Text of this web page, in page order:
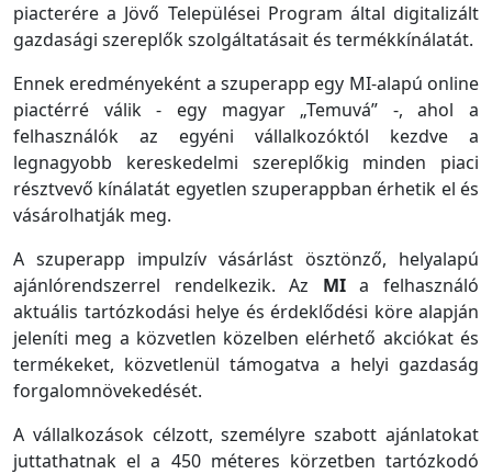
piacterére a Jövő Települései Program által digitalizált
gazdasági szereplők szolgáltatásait és termékkínálatát.
Ennek eredményeként a szuperapp egy MI-alapú online
piactérré válik - egy magyar „Temuvá” -, ahol a
felhasználók az egyéni vállalkozóktól kezdve a
legnagyobb kereskedelmi szereplőkig minden piaci
résztvevő kínálatát egyetlen szuperappban érhetik el és
vásárolhatják meg.
A szuperapp impulzív vásárlást ösztönző, helyalapú
ajánlórendszerrel rendelkezik. Az MIa felhasználó
aktuális tartózkodási helye és érdeklődési köre alapján
jeleníti meg a közvetlen közelben elérhető akciókat és
termékeket, közvetlenül támogatva a helyi gazdaság
forgalomnövekedését.
A vállalkozások célzott, személyre szabott ajánlatokat
juttathatnak el a 450 méteres körzetben tartózkodó